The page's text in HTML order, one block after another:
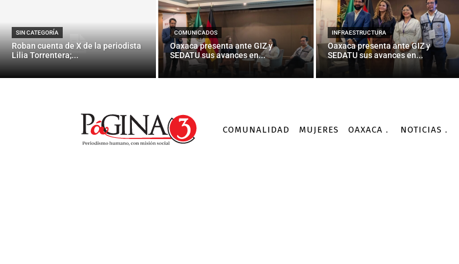
SIN CATEGORÍA
Roban cuenta de X de la periodista
Lilia Torrentera;...
COMUNICADOS
Oaxaca presenta ante GIZ y
SEDATU sus avances en...
INFRAESTRUCTURA
Oaxaca presenta ante GIZ y
SEDATU sus avances en...
COMUNALIDAD MUJERES OAXACA NOTICIAS